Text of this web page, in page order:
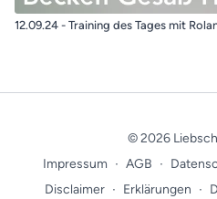
12.09.24 - Training des Tages mit
© 2026
Impressum ∙ AGB ∙
Disclaimer ∙ Erklärungen ∙